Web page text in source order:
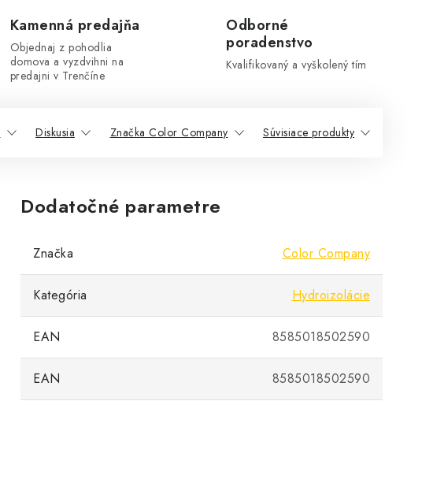
Kamenná predajňa
Objednaj z pohodlia
domova a vyzdvihni na
predajni v Trenčíne
Odborné
poradenstvo
Kvalifikovaný a vyškolený tím
Diskusia Značka Color Company Súvisiace produkty
Dodatočné parametre
Značka Color Company
Kategória Hydroizolácie
EAN 8585018502590
EAN 8585018502590